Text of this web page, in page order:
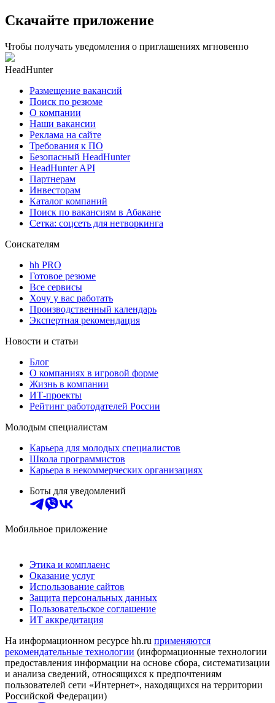
Скачайте приложение
Чтобы получать уведомления о приглашениях мгновенно
HeadHunter
Размещение вакансий
Поиск по резюме
О компании
Наши вакансии
Реклама на сайте
Требования к ПО
Безопасный HeadHunter
HeadHunter API
Партнерам
Инвесторам
Каталог компаний
Поиск по вакансиям в Абакане
Сетка: соцсеть для нетворкинга
Соискателям
hh PRO
Готовое резюме
Все сервисы
Хочу у вас работать
Производственный календарь
Экспертная рекомендация
Новости и статьи
Блог
О компаниях в игровой форме
Жизнь в компании
ИТ-проекты
Рейтинг работодателей России
Молодым специалистам
Карьера для молодых специалистов
Школа программистов
Карьера в некоммерческих организациях
Боты для уведомлений
Мобильное приложение
Этика и комплаенс
Оказание услуг
Использование сайтов
Защита персональных данных
Пользовательское соглашение
ИТ аккредитация
На информационном ресурсе hh.ru применяются
рекомендательные технологии (информационные технологии
предоставления информации на основе сбора, систематизации
и анализа сведений, относящихся к предпочтениям
пользователей сети «Интернет», находящихся на территории
Российской Федерации)